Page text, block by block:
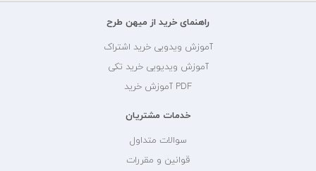
راهنمای خرید از میهن طرح
آموزش ویدویی خرید اشتراک
آموزش ویدیویی خرید تکی
PDF آموزش خرید
خدمات مشتریان
سوالات متداول
قوانین و مقررات